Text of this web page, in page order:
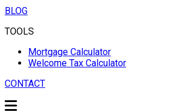
BLOG
TOOLS
Mortgage Calculator
Welcome Tax Calculator
CONTACT